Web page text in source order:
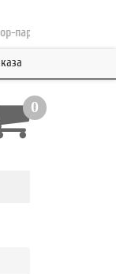
концерна ESAB с
0